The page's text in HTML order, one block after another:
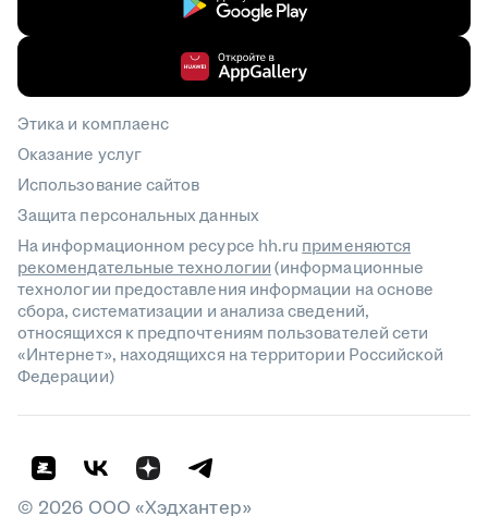
Этика и комплаенс
Оказание услуг
Использование сайтов
Защита персональных данных
На информационном ресурсе hh.ru применяются
рекомендательные технологии(информационные
технологии предоставления информации на основе
сбора, систематизации и анализа сведений,
относящихся к предпочтениям пользователей сети
«Интернет», находящихся на территории Российской
Федерации)
© 2026 ООО «Хэдхантер»